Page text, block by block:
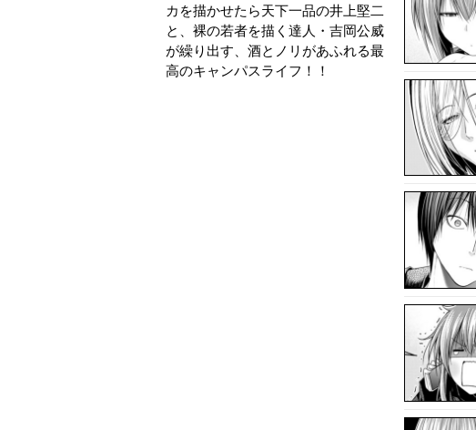
カを描かせたら天下一品の井上堅二
と、裸の若者を描く達人・吉岡公威
が繰り出す、酒とノリがあふれる最
高のキャンパスライフ！！